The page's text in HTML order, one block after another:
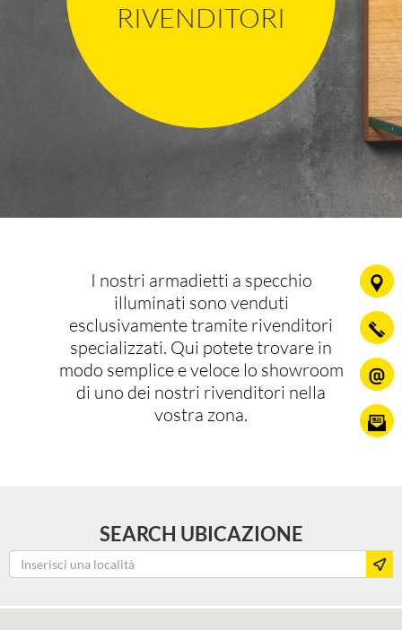
RIVENDITORI
I nostri armadietti a specchio
illuminati sono venduti
esclusivamente tramite rivenditori
specializzati. Qui potete trovare in
modo semplice e veloce lo showroom
di uno dei nostri rivenditori nella
vostra zona.
SEARCH UBICAZIONE